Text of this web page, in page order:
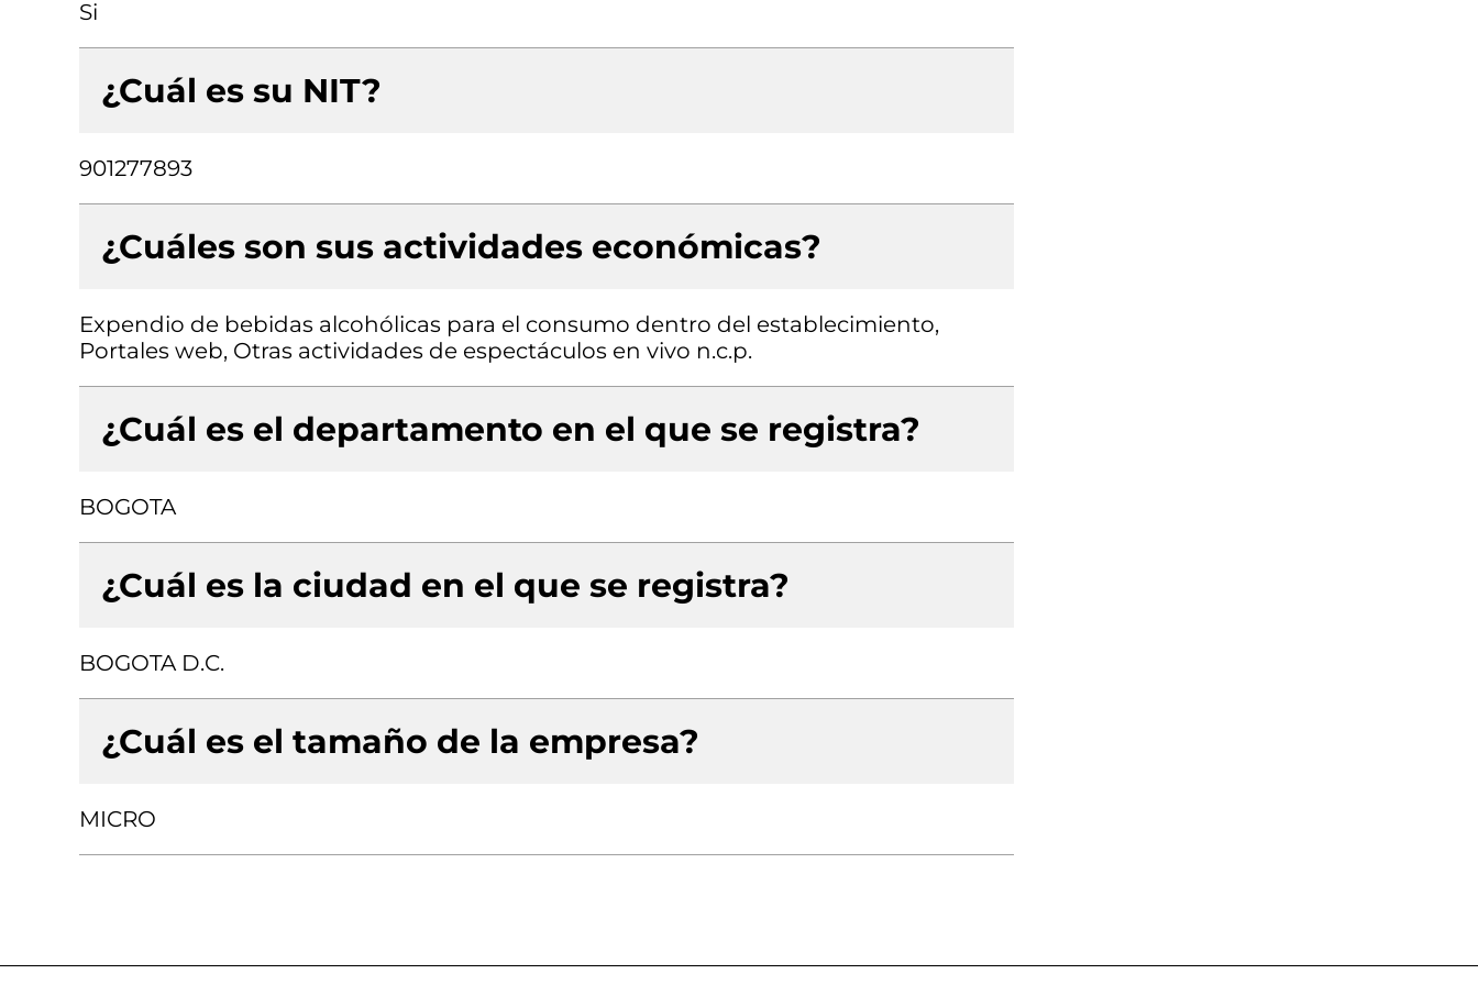
Si
¿Cuál es su NIT?
901277893
¿Cuáles son sus actividades económicas?
Expendio de bebidas alcohólicas para el consumo dentro del establecimiento,
Portales web, Otras actividades de espectáculos en vivo n.c.p.
¿Cuál es el departamento en el que se registra?
BOGOTA
¿Cuál es la ciudad en el que se registra?
BOGOTA D.C.
¿Cuál es el tamaño de la empresa?
MICRO